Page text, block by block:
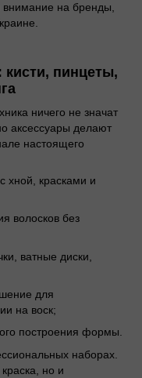
внимание на бренды,
пинцеты,
ничего не значат
аксессуары делают
настоящего
хной, красками и
волосков без
ватные диски,
для
на воск;
построения формы.
наборах.
но и